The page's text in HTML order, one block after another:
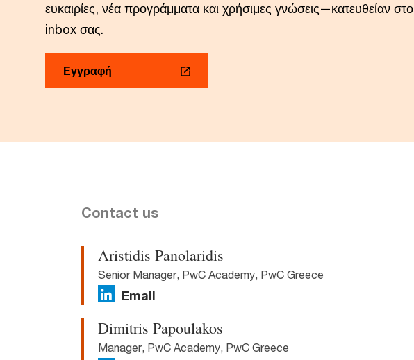
ευκαιρίες, νέα προγράμματα και χρήσιμες γνώσεις—κατευθείαν στο
inbox σας.
Εγγραφή
Contact us
Aristidis Panolaridis
Senior Manager, PwC Academy, PwC Greece
Email
Dimitris Papoulakos
Manager, PwC Academy, PwC Greece